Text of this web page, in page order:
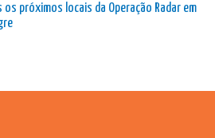
os próximos locais da Operação Radar em